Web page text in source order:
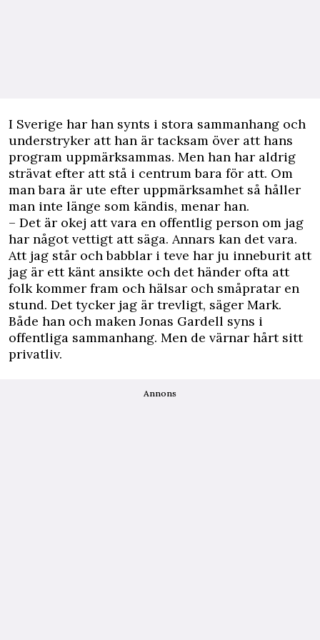
I Sverige har han synts i stora sammanhang och
understryker att han är tacksam över att hans
program uppmärksammas. Men han har aldrig
strävat efter att stå i centrum bara för att. Om
man bara är ute efter uppmärksamhet så håller
man inte länge som kändis, menar han.
– Det är okej att vara en offentlig person om jag
har något vettigt att säga. Annars kan det vara.
Att jag står och babblar i teve har ju inneburit att
jag är ett känt ansikte och det händer ofta att
folk kommer fram och hälsar och småpratar en
stund. Det tycker jag är trevligt, säger Mark.
Både han och maken Jonas Gardell syns i
offentliga sammanhang. Men de värnar hårt sitt
privatliv.
Annons